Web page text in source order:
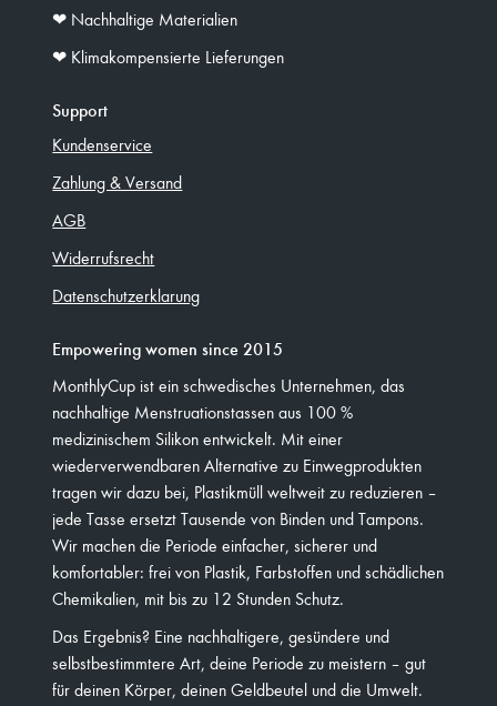
❤︎ Nachhaltige Materialien
❤︎ Klimakompensierte Lieferungen
Support
Kundenservice
Zahlung & Versand
AGB
Widerrufsrecht
Datenschutzerklarung
Empowering women since 2015
MonthlyCup ist ein schwedisches Unternehmen, das
nachhaltige Menstruationstassen aus 100 %
medizinischem Silikon entwickelt. Mit einer
wiederverwendbaren Alternative zu Einwegprodukten
tragen wir dazu bei, Plastikmüll weltweit zu reduzieren –
jede Tasse ersetzt Tausende von Binden und Tampons.
Wir machen die Periode einfacher, sicherer und
komfortabler: frei von Plastik, Farbstoffen und schädlichen
Chemikalien, mit bis zu 12 Stunden Schutz.
Das Ergebnis? Eine nachhaltigere, gesündere und
selbstbestimmtere Art, deine Periode zu meistern – gut
für deinen Körper, deinen Geldbeutel und die Umwelt.